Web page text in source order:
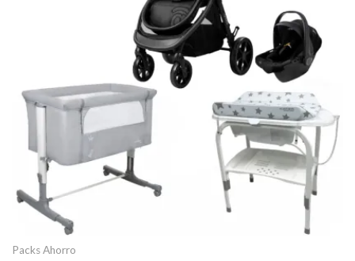
lista de
deseos
Packs Ahorro